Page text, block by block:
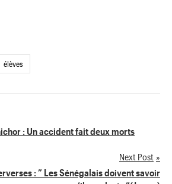
élèves
: Un accident fait deux morts
Next Post
: ” Les Sénégalais doivent savoir